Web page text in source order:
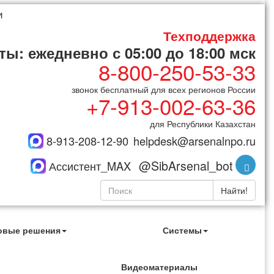
Техподдержка
ежедневно с 05:00 до 18:00 мск
8-800-250-53-33
звонок бесплатный для всех регионов России
+7-913-002-63-36
для Республики Казахстан
8-913-208-12-90 helpdesk@arsenalnpo.ru
Ассистент_MAX @SibArsenal_bot
Найти!
решения Системы
Видеоматериалы